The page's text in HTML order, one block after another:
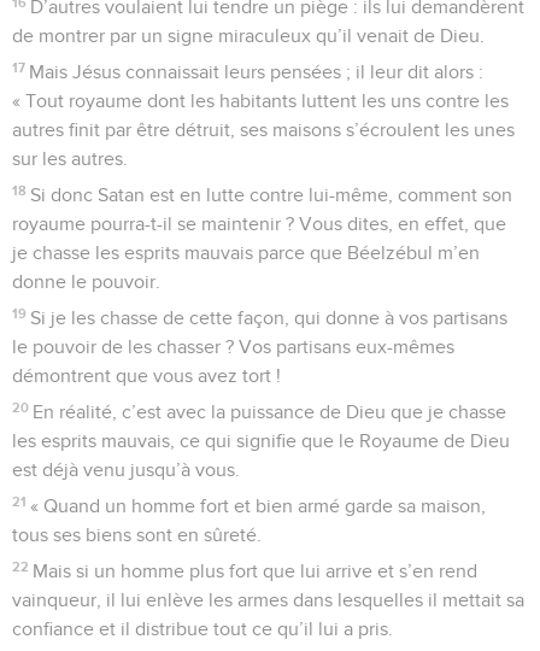
D’autres voulaient lui tendre un piège : ils lui demandèrent
de montrer par un signe miraculeux qu’il venait de Dieu.
17 Mais Jésus connaissait leurs pensées ; il leur dit alors :
« Tout royaume dont les habitants luttent les uns contre les
autres finit par être détruit, ses maisons s’écroulent les unes
sur les autres.
18 Si donc Satan est en lutte contre lui-même, comment son
royaume pourra-t-il se maintenir ? Vous dites, en effet, que
je chasse les esprits mauvais parce que Béelzébul m’en
donne le pouvoir.
19 Si je les chasse de cette façon, qui donne à vos partisans
le pouvoir de les chasser ? Vos partisans eux-mêmes
démontrent que vous avez tort !
20 En réalité, c’est avec la puissance de Dieu que je chasse
les esprits mauvais, ce qui signifie que le Royaume de Dieu
est déjà venu jusqu’à vous.
21 « Quand un homme fort et bien armé garde sa maison,
tous ses biens sont en sûreté.
22 Mais si un homme plus fort que lui arrive et s’en rend
vainqueur, il lui enlève les armes dans lesquelles il mettait sa
confiance et il distribue tout ce qu’il lui a pris.